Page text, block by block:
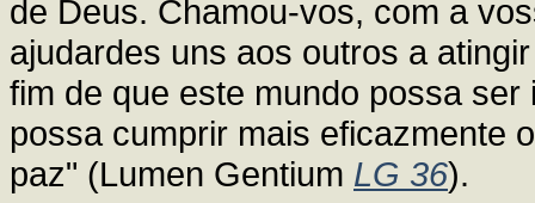
de Deus. Chamou-vos, com a
ajudardes uns aos outros a
fim de que este mundo possa
possa cumprir mais eficazmente
paz" (Lumen Gentium LG 36).